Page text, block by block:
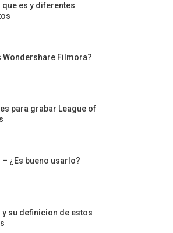
que es y diferentes
Wondershare Filmora?
para grabar League of
– ¿Es bueno usarlo?
y su definicion de estos